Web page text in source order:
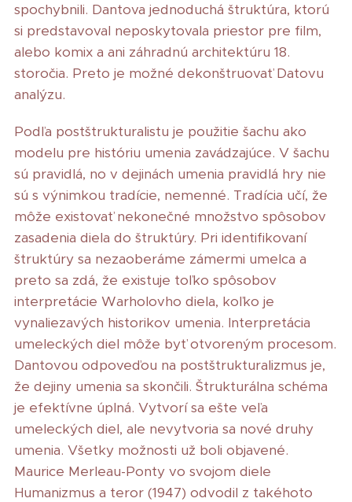
spochybnili. Dantova jednoduchá štruktúra, ktorú
si predstavoval neposkytovala priestor pre film,
alebo komix a ani záhradnú architektúru 18.
storočia. Preto je možné dekonštruovať Datovu
analýzu.
Podľa postštrukturalistu je použitie šachu ako
modelu pre históriu umenia zavádzajúce. V šachu
sú pravidlá, no v dejinách umenia pravidlá hry nie
sú s výnimkou tradície, nemenné. Tradícia učí, že
môže existovať nekonečné množstvo spôsobov
zasadenia diela do štruktúry. Pri identifikovaní
štruktúry sa nezaoberáme zámermi umelca a
preto sa zdá, že existuje toľko spôsobov
interpretácie Warholovho diela, koľko je
vynaliezavých historikov umenia. Interpretácia
umeleckých diel môže byť otvoreným procesom.
Dantovou odpoveďou na postštrukturalizmus je,
že dejiny umenia sa skončili. Štrukturálna schéma
je efektívne úplná. Vytvorí sa ešte veľa
umeleckých diel, ale nevytvoria sa nové druhy
umenia. Všetky možnosti už boli objavené.
Maurice Merleau-Ponty vo svojom diele
Humanizmus a teror (1947) odvodil z takéhoto